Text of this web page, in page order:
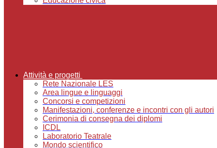
Attività e progetti
Rete Nazionale LES
Area lingue e linguaggi
Concorsi e competizioni
Manifestazioni, conferenze e incontri con gli autori
Cerimonia di consegna dei diplomi
ICDL
Laboratorio Teatrale
Mondo scientifico